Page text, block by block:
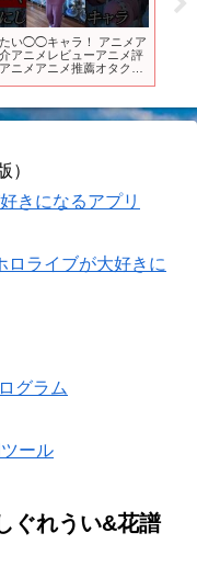
い◯◯キャラ！ アニメア
アニメレビューアニメ評
ニメアニメ推薦オタク
）
きになるアプリ
ライブが大好きに
グラム
ール
ぐれうい&花譜